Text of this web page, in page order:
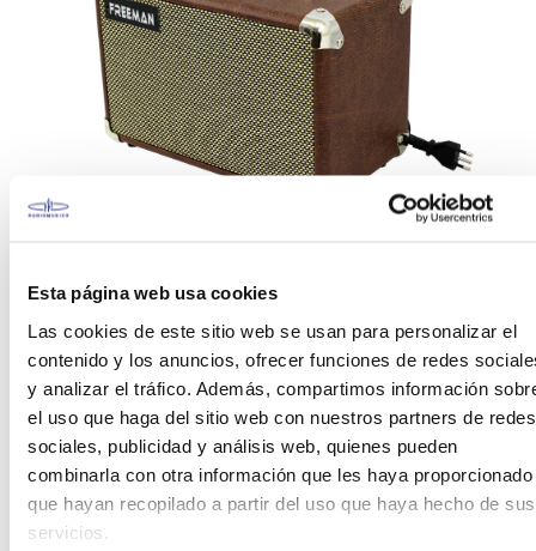
Esta página web usa cookies
Las cookies de este sitio web se usan para personalizar el
contenido y los anuncios, ofrecer funciones de redes
y analizar el tráfico. Además, compartimos información
el uso que haga del sitio web con nuestros partners de redes
sociales, publicidad y análisis web, quienes pueden
combinarla con otra información que les haya proporcionado
que hayan recopilado a partir del uso que haya hecho de sus
servicios.
profundidad en los bajos y un sonido cálido y
agradable desde su altavoz de 6,5″ le dará gran
presencia a cualquier guitarra electroacústica
El panel superior es simple y fácil de usar, pero está
pensado para brindarle un control satisfactorio
sobre su tono, en el canal 1 posee control de
volumen y un ecualizador de 2 bandas, un efecto
de chorus/reverb con selectory columen del mismo,
en el canal 2 orientado tiene entradas para
micrófono o entrada auxiliar con control de